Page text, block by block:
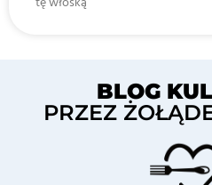
BLOG
PRZEZ